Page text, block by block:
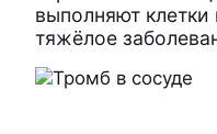
выполняют
тяжёлое